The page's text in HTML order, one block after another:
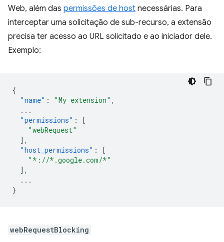
Web, além das permissões de host necessárias. Para
interceptar uma solicitação de sub-recurso, a extensão
precisa ter acesso ao URL solicitado e ao iniciador dele.
Exemplo:
{
"name" : "My extension" ,
...
"permissions" :
[
"webRequest"
],
"host_permissions" :
[
"*://*.google.com/*"
],
...
}
webRequestBlocking